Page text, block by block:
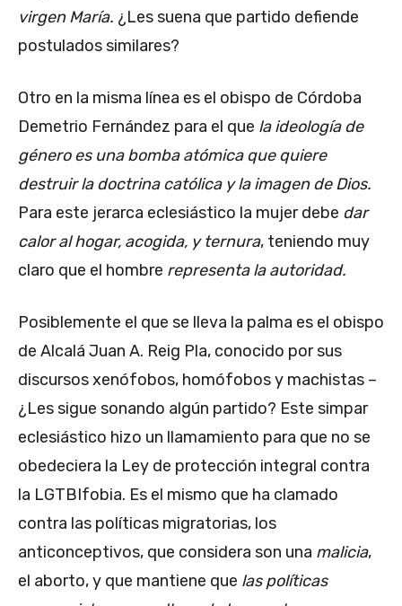
virgen María. ¿Les suena que partido defiende
postulados similares?
Otro en la misma línea es el obispo de Córdoba
Demetrio Fernández para el que la ideología de
género es una bomba atómica que quiere
destruir la doctrina católica y la imagen de Dios.
Para este jerarca eclesiástico la mujer debe dar
calor al hogar, acogida, y ternura, teniendo muy
claro que el hombre representa la autoridad.
Posiblemente el que se lleva la palma es el obispo
de Alcalá Juan A. Reig Pla, conocido por sus
discursos xenófobos, homófobos y machistas –
¿Les sigue sonando algún partido? Este simpar
eclesiástico hizo un llamamiento para que no se
obedeciera la Ley de protección integral contra
la LGTBIfobia. Es el mismo que ha clamado
contra las políticas migratorias, los
anticonceptivos, que considera son una malicia,
el aborto, y que mantiene que las políticas